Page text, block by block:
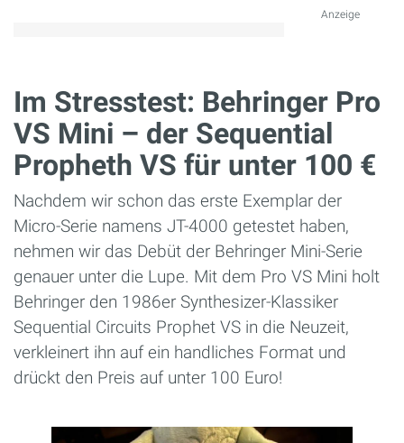
Anzeige
Im Stresstest: Behringer Pro
VS Mini – der Sequential
Propheth VS für unter 100 €
Nachdem wir schon das erste Exemplar der
Micro-Serie namens JT-4000 getestet haben,
nehmen wir das Debüt der Behringer Mini-Serie
genauer unter die Lupe. Mit dem Pro VS Mini holt
Behringer den 1986er Synthesizer-Klassiker
Sequential Circuits Prophet VS in die Neuzeit,
verkleinert ihn auf ein handliches Format und
drückt den Preis auf unter 100 Euro!